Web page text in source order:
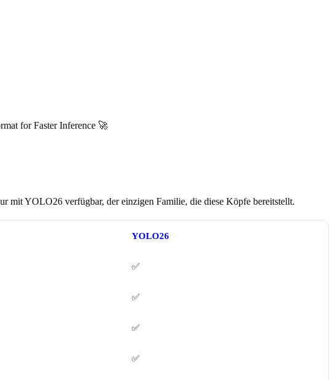
for Faster Inference 🚀
mit YOLO26 verfügbar, der einzigen Familie, die diese Köpfe bereitstellt.
YOLO26
✅
✅
✅
✅